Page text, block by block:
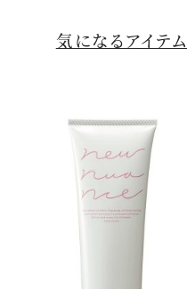
気になるアイテ